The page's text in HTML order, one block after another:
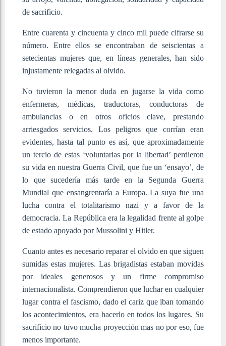
de sacrificio.
Entre cuarenta y cincuenta y cinco mil puede cifrarse su
número. Entre ellos se encontraban de seiscientas a
setecientas mujeres que, en líneas generales, han sido
injustamente relegadas al olvido.
No tuvieron la menor duda en jugarse la vida como
enfermeras, médicas, traductoras, conductoras de
ambulancias o en otros oficios clave, prestando
arriesgados servicios. Los peligros que corrían eran
evidentes, hasta tal punto es así, que aproximadamente
un tercio de estas ‘voluntarias por la libertad’ perdieron
su vida en nuestra Guerra Civil, que fue un ‘ensayo’, de
lo que sucedería más tarde en la Segunda Guerra
Mundial que ensangrentaría a Europa. La suya fue una
lucha contra el totalitarismo nazi y a favor de la
democracia. La República era la legalidad frente al golpe
de estado apoyado por Mussolini y Hitler.
Cuanto antes es necesario reparar el olvido en que siguen
sumidas estas mujeres. Las brigadistas estaban movidas
por ideales generosos y un firme compromiso
internacionalista. Comprendieron que luchar en cualquier
lugar contra el fascismo, dado el cariz que iban tomando
los acontecimientos, era hacerlo en todos los lugares. Su
sacrificio no tuvo mucha proyección mas no por eso, fue
menos importante.